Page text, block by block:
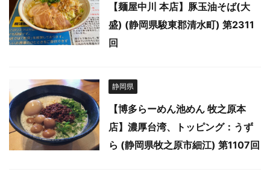
【麺屋中川 本店】豚玉油そば(大
盛) (静岡県駿東郡清水町) 第2311
回
静岡県
【博多らーめん池めん 牧之原本
店】濃厚台湾、トッピング：うず
ら (静岡県牧之原市細江) 第1107回